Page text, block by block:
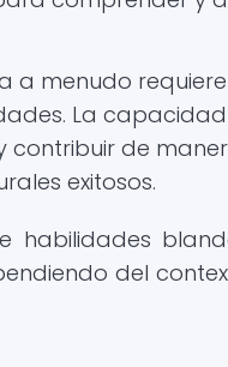
a menudo
La
contribuir de
exitosos.
habilidades
del